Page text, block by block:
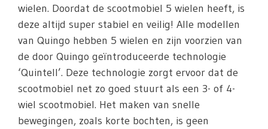
wielen. Doordat de scootmobiel 5 wielen heeft, is
deze altijd super stabiel en veilig! Alle modellen
van Quingo hebben 5 wielen en zijn voorzien van
de door Quingo geïntroduceerde technologie
‘Quintell’. Deze technologie zorgt ervoor dat de
scootmobiel net zo goed stuurt als een 3- of 4-
wiel scootmobiel. Het maken van snelle
bewegingen, zoals korte bochten, is geen